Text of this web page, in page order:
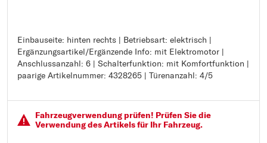
Einbauseite: hinten rechts | Betriebsart: elektrisch |
Ergänzungsartikel/Ergänzende Info: mit Elektromotor |
Anschlussanzahl: 6 | Schalterfunktion: mit Komfortfunktion |
paarige Artikelnummer: 4328265 | Türenanzahl: 4/5
Einbauseite: hinten rechts
Betriebsart: elektrisch
Ergänzungsartikel/Ergänzende Info: mit Elektromotor
Anschlussanzahl: 6
paarige Artikelnummer: 4328265
Türenanzahl: 4/5
Fahrzeugver­wendung prüfen! Prüfen Sie die
Verwendung des Artikels für Ihr Fahrzeug.